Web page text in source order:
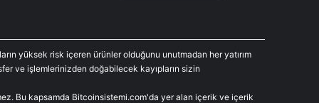
yüksek risk içeren ürünler olduğunu unutmadan her yatırım
ve işlemlerinizden doğabilecek kayıpların sizin
Bu kapsamda Bitcoinsistemi.com'da yer alan içerik ve içerik